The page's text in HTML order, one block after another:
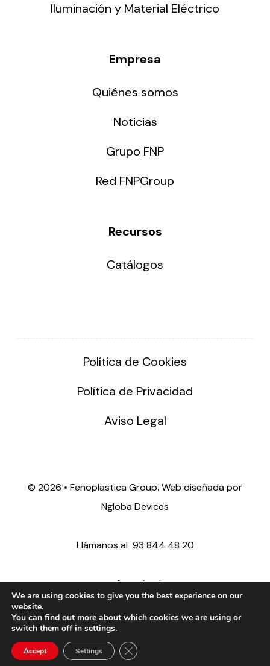
Iluminación y Material Eléctrico
Empresa
Quiénes somos
Noticias
Grupo FNP
Red FNPGroup
Recursos
Catálogos
Política de Cookies
Política de Privacidad
Aviso Legal
© 2026 • Fenoplastica Group. Web diseñada por
Ngloba Devices
Llámanos al 93 844 48 20
ventas@fenoplastica.com
export@fenoplastica.com
We are using cookies to give you the best experience on our
website.
You can find out more about which cookies we are using or
switch them off in settings.
Accept Settings Close GDPR Cookie Banner